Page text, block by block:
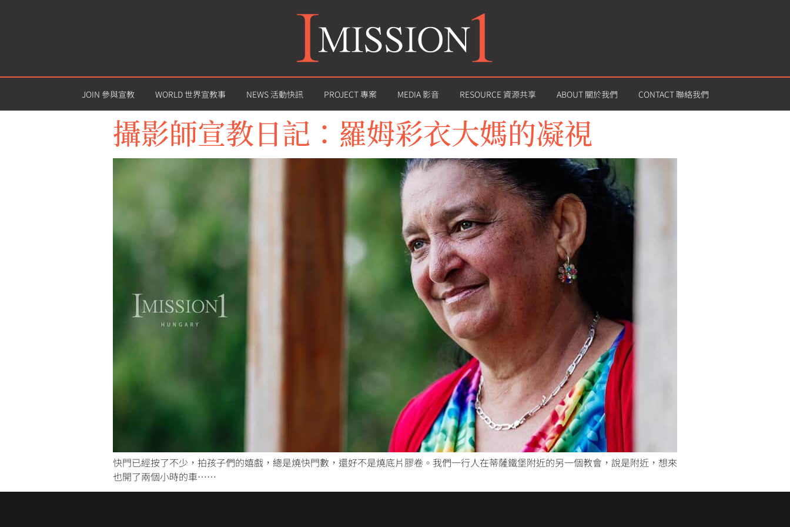
JOIN 參與宣教 WORLD 世界宣教事 NEWS 活動快訊 PROJECT 專案 MEDIA 影音 RESOURCE 資源共享 ABOUT 關於我們 CONTACT 聯絡我們
攝影師宣教日記：羅姆彩衣大媽的凝視
快門已經按了不少，拍孩子們的嬉戲，總是燒快門數，還好不是燒底片膠卷。我們一行人在蒂薩鐵堡附近的另一個教會，說是附近，想來
也開了兩個小時的車……